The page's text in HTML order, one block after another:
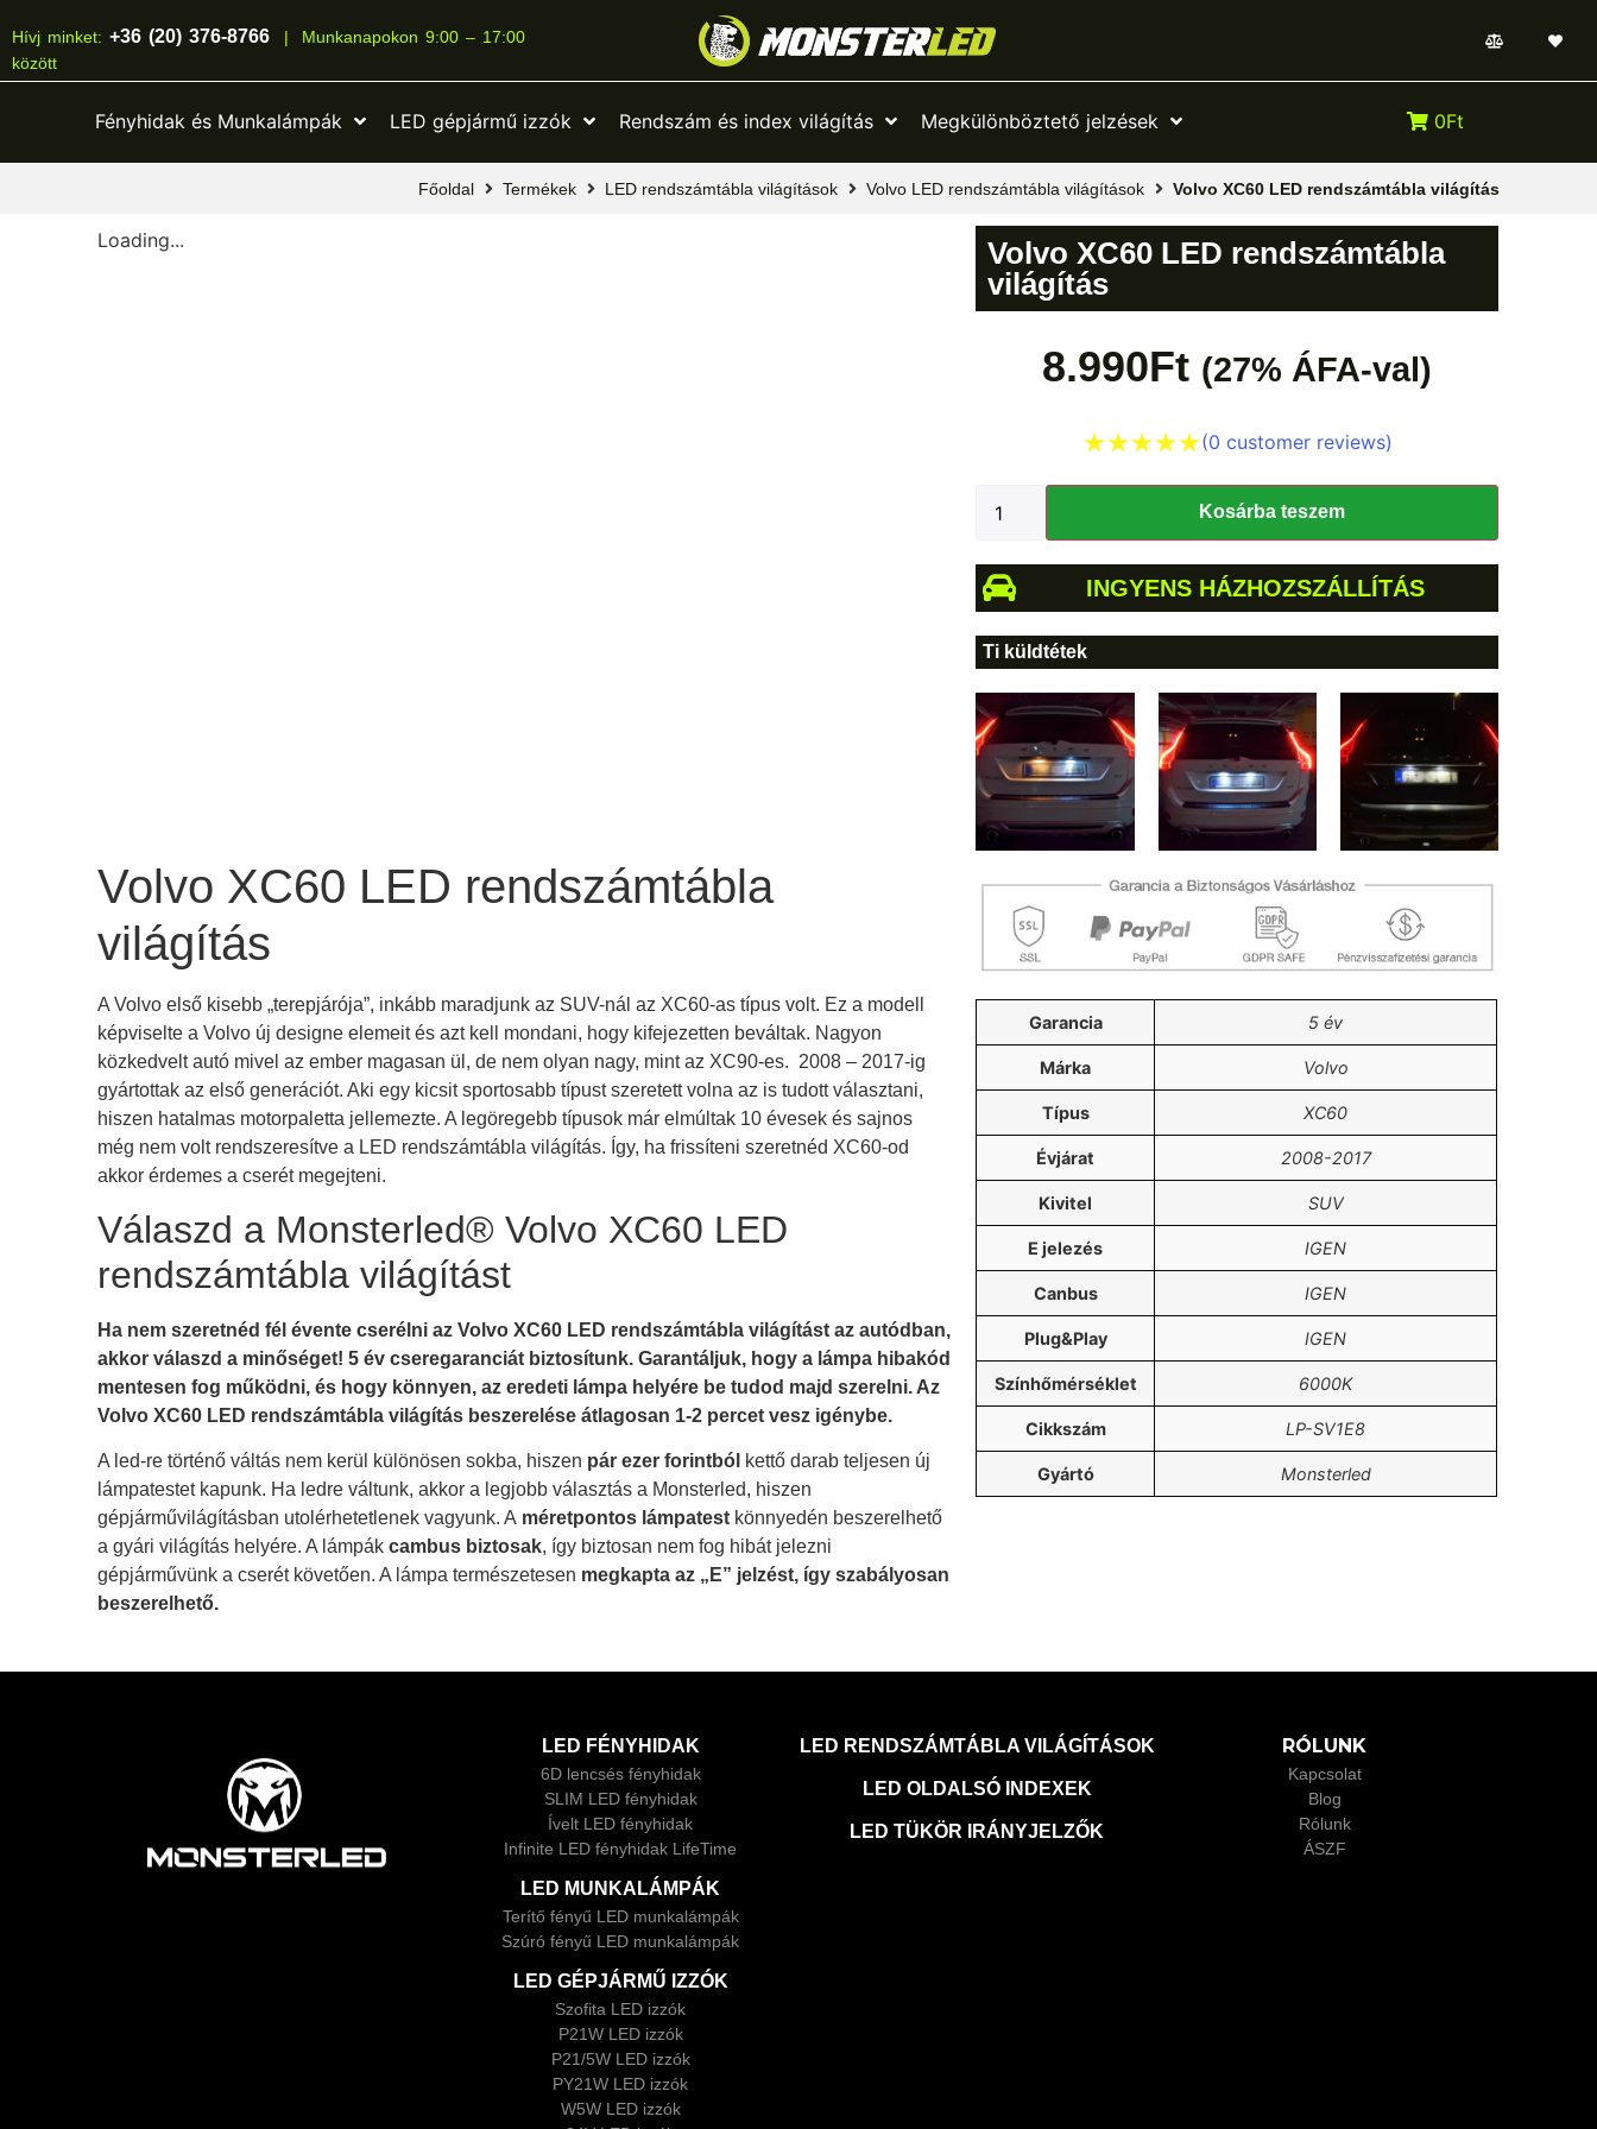
Hívj minket: +36 (20) 376-8766|
Munkanapokon 9:00 – 17:00
között
Fényhidak és Munkalámpák LED gépjármű izzók Rendszám és index világítás Megkülönböztető jelzések 0Ft
Főoldal Termékek LED rendszámtábla világítások Volvo LED rendszámtábla világítások Volvo XC60 LED rendszámtábla világítás
Loading...
Volvo XC60 LED rendszámtábla
világítás
A Volvo első kisebb „terepjárója”, inkább maradjunk az SUV-nál az XC60-as típus volt. Ez a modell
képviselte a Volvo új designe elemeit és azt kell mondani, hogy kifejezetten beváltak. Nagyon
közkedvelt autó mivel az ember magasan ül, de nem olyan nagy, mint az XC90-es. 2008 – 2017-ig
gyártottak az első generációt. Aki egy kicsit sportosabb típust szeretett volna az is tudott választani,
hiszen hatalmas motorpaletta jellemezte. A legöregebb típusok már elmúltak 10 évesek és sajnos
még nem volt rendszeresítve a LED rendszámtábla világítás. Így, ha frissíteni szeretnéd XC60-od
akkor érdemes a cserét megejteni.
Válaszd a Monsterled® Volvo XC60 LED
rendszámtábla világítást
Ha nem szeretnéd fél évente cserélni az Volvo XC60 LED rendszámtábla világítást az autódban,
akkor válaszd a minőséget! 5 év cseregaranciát biztosítunk. Garantáljuk, hogy a lámpa hibakód
mentesen fog működni, és hogy könnyen, az eredeti lámpa helyére be tudod majd szerelni. Az
Volvo XC60 LED rendszámtábla világítás beszerelése átlagosan 1-2 percet vesz igénybe.
A led-re történő váltás nem kerül különösen sokba, hiszen pár ezer forintból kettő darab teljesen új
lámpatestet kapunk. Ha ledre váltunk, akkor a legjobb választás a Monsterled, hiszen
gépjárművilágításban utolérhetetlenek vagyunk. A méretpontos lámpatest könnyedén beszerelhető
a gyári világítás helyére. A lámpák cambus biztosak, így biztosan nem fog hibát jelezni
gépjárművünk a cserét követően. A lámpa természetesen megkapta az „E” jelzést, így szabályosan
beszerelhető.
Volvo XC60 LED rendszámtábla
világítás
8.990Ft (27% ÁFA-val)
(0 customer reviews)
Kosárba teszem
INGYENS HÁZHOZSZÁLLÍTÁS
Ti küldtétek
Garancia 5 év
Márka Volvo
Típus XC60
Évjárat 2008-2017
Kivitel SUV
E jelezés IGEN
Canbus IGEN
Plug&Play IGEN
Színhőmérséklet 6000K
Cikkszám LP-SV1E8
Gyártó Monsterled
LED FÉNYHIDAK
6D lencsés fényhidak
SLIM LED fényhidak
Ívelt LED fényhidak
Infinite LED fényhidak LifeTime
LED MUNKALÁMPÁK
Terítő fényű LED munkalámpák
Szúró fényű LED munkalámpák
LED GÉPJÁRMŰ IZZÓK
Szofita LED izzók
P21W LED izzók
P21/5W LED izzók
PY21W LED izzók
W5W LED izzók
LED RENDSZÁMTÁBLA VILÁGÍTÁSOK
LED OLDALSÓ INDEXEK
LED TÜKÖR IRÁNYJELZŐK
RÓLUNK
Kapcsolat
Blog
Rólunk
ÁSZF
A terméket hozzá adtad a kívánság listához